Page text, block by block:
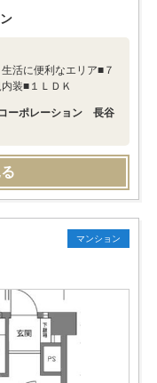
活に便利なエリア■７
装■１ＬＤＫ
ーポレーション 長谷
マンション